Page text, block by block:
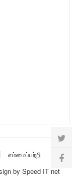
எம்மைப்பற்றி
by Speed IT net